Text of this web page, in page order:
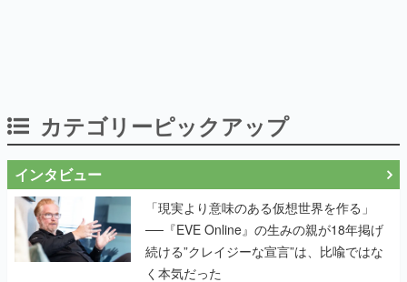
「現実より意味のある仮想世界を作る」
──『EVE Online』の生みの親が18年掲げ
く本気だった
作り込みのすさまじさにコラボ先も驚嘆
──『Wizardry Variants Daphne』